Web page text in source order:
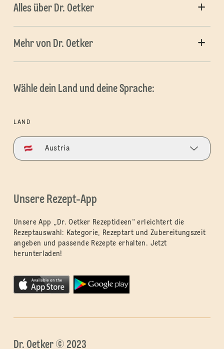
Alles über Dr. Oetker
Mehr von Dr. Oetker
Wähle dein Land und deine Sprache:
LAND
Austria
Unsere Rezept-App
Unsere App „Dr. Oetker Rezeptideen“ erleichtert die
Rezeptauswahl: Kategorie, Rezeptart und Zubereitungszeit
angeben und passende Rezepte erhalten. Jetzt
herunterladen!
Dr. Oetker © 2023